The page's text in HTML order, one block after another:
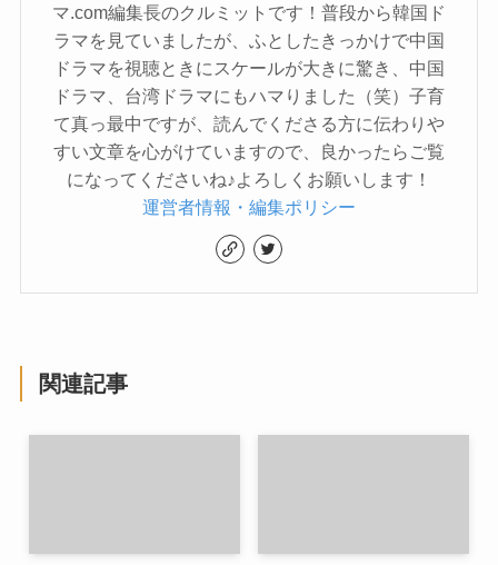
マ.com編集長のクルミットです！普段から韓国ド
ラマを見ていましたが、ふとしたきっかけで中国
ドラマを視聴ときにスケールが大きに驚き、中国
ドラマ、台湾ドラマにもハマりました（笑）子育
て真っ最中ですが、読んでくださる方に伝わりや
すい文章を心がけていますので、良かったらご覧
になってくださいね♪よろしくお願いします！
運営者情報・編集ポリシー
関連記事